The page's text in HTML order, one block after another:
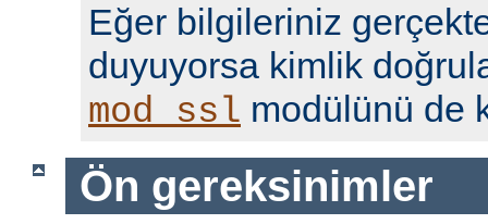
Eğer bilgileriniz
duyuyorsa kimlik
mod_ssl modülünü de
Ön gereksinimler